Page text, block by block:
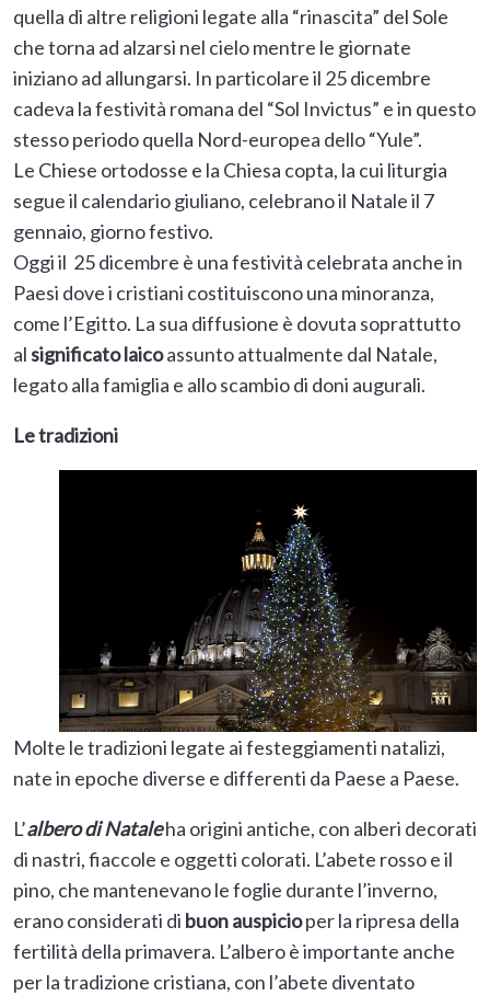
quella di altre religioni legate alla “rinascita” del Sole
che torna ad alzarsi nel cielo mentre le giornate
iniziano ad allungarsi. In particolare il 25 dicembre
cadeva la festività romana del “Sol Invictus” e in questo
stesso periodo quella Nord-europea dello “Yule”.
Le Chiese ortodosse e la Chiesa copta, la cui liturgia
segue il calendario giuliano, celebrano il Natale il 7
gennaio, giorno festivo.
Oggi il 25 dicembre è una festività celebrata anche in
Paesi dove i cristiani costituiscono una minoranza,
come l’Egitto. La sua diffusione è dovuta soprattutto
alsignificato laicoassunto attualmente dal Natale,
legato alla famiglia e allo scambio di doni augurali.
Le tradizioni
Molte le tradizioni legate ai festeggiamenti natalizi,
nate in epoche diverse e differenti da Paese a Paese.
L’albero di Nataleha origini antiche, con alberi decorati
di nastri, fiaccole e oggetti colorati. L’abete rosso e il
pino, che mantenevano le foglie durante l’inverno,
erano considerati di buon auspicioper la ripresa della
fertilità della primavera. L’albero è importante anche
per la tradizione cristiana, con l’abete diventato